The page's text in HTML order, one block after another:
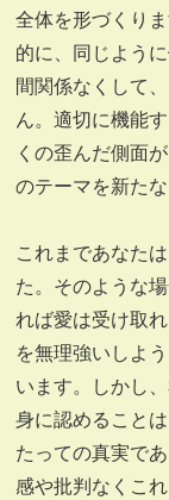
全体を形づくり
的に、同じよう
間関係なくして
ん。適切に機能
くの歪んだ側面
のテーマを新た
これまであなた
た。そのような
れば愛は受け取
を無理強いしよ
います。しかし
身に認めること
たっての真実で
感や批判なくこ